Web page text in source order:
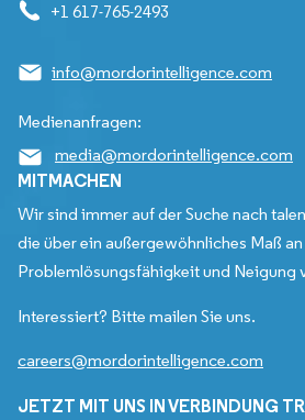
+1 617-765-2493
info@mordorintelligence.com
Medienanfragen:
media@mordorintelligence.com
MITMACHEN
Wir sind immer auf der Suche nach
die über ein außergewöhnliches Maß
Problemlösungsfähigkeit und Neigung
Interessiert? Bitte mailen Sie uns.
careers@mordorintelligence.com
JETZT MIT UNS IN VERBINDUNG